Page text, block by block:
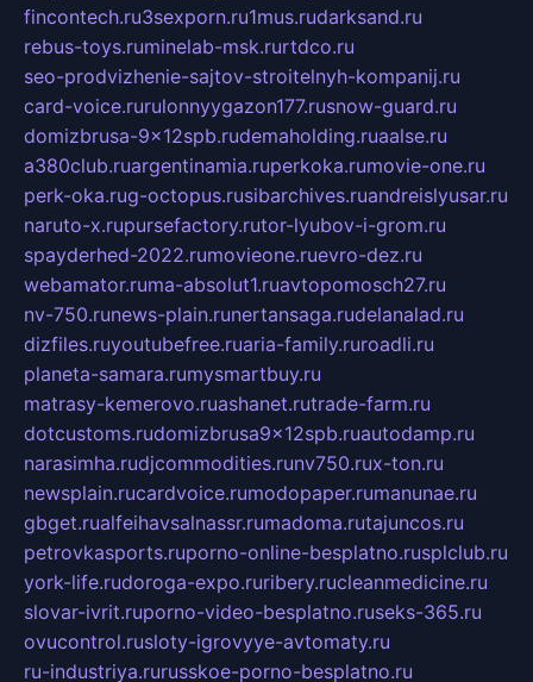
fincontech.ru3sexporn.ru1mus.rudarksand.ru
rebus-toys.ruminelab-msk.rurtdco.ru
seo-prodvizhenie-sajtov-stroitelnyh-kompanij.ru
card-voice.rurulonnyygazon177.rusnow-guard.ru
domizbrusa-9x12spb.rudemaholding.ruaalse.ru
a380club.ruargentinamia.ruperkoka.rumovie-one.ru
perk-oka.rug-octopus.rusibarchives.ruandreislyusar.ru
naruto-x.rupursefactory.rutor-lyubov-i-grom.ru
spayderhed-2022.rumovieone.ruevro-dez.ru
webamator.ruma-absolut1.ruavtopomosch27.ru
nv-750.runews-plain.runertansaga.rudelanalad.ru
dizfiles.ruyoutubefree.ruaria-family.ruroadli.ru
planeta-samara.rumysmartbuy.ru
matrasy-kemerovo.ruashanet.rutrade-farm.ru
dotcustoms.rudomizbrusa9x12spb.ruautodamp.ru
narasimha.rudjcommodities.runv750.rux-ton.ru
newsplain.rucardvoice.rumodopaper.rumanunae.ru
gbget.rualfeihavsalnassr.rumadoma.rutajuncos.ru
petrovkasports.ruporno-online-besplatno.rusplclub.ru
york-life.rudoroga-expo.ruribery.rucleanmedicine.ru
slovar-ivrit.ruporno-video-besplatno.ruseks-365.ru
ovucontrol.rusloty-igrovyye-avtomaty.ru
ru-industriya.rurusskoe-porno-besplatno.ru